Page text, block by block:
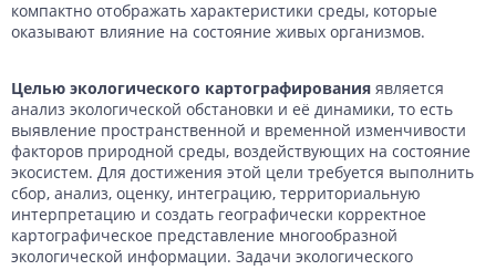
компактно отображать характеристики среды, которые
оказывают влияние на состояние живых организмов.
Целью экологического картографирования является
анализ экологической обстановки и её динамики, то есть
выявление пространственной и временной изменчивости
факторов природной среды, воздействующих на состояние
экосистем. Для достижения этой цели требуется выполнить
сбор, анализ, оценку, интеграцию, территориальную
интерпретацию и создать географически корректное
картографическое представление многообразной
экологической информации. Задачи экологического